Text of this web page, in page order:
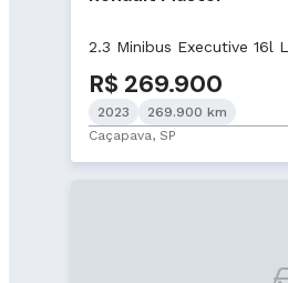
2.3 Minibus Executive 16l
R$ 269.900
2023
269.900 km
Caçapava, SP